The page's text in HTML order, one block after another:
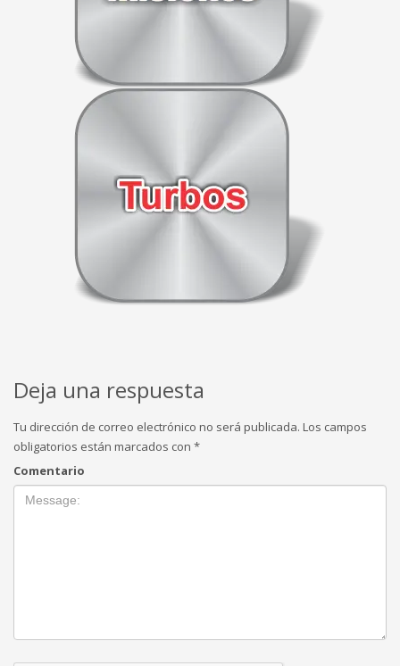
Deja una respuesta
Tu dirección de correo electrónico no será publicada. Los campos
obligatorios están marcados con *
Comentario